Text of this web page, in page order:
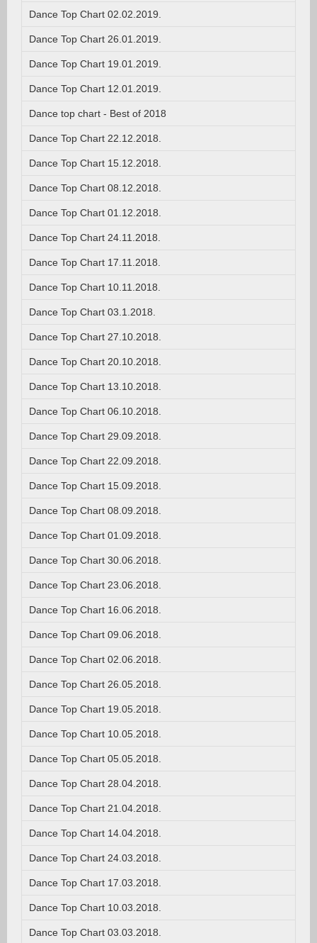
Dance Top Chart 02.02.2019.
Dance Top Chart 26.01.2019.
Dance Top Chart 19.01.2019.
Dance Top Chart 12.01.2019.
Dance top chart - Best of 2018
Dance Top Chart 22.12.2018.
Dance Top Chart 15.12.2018.
Dance Top Chart 08.12.2018.
Dance Top Chart 01.12.2018.
Dance Top Chart 24.11.2018.
Dance Top Chart 17.11.2018.
Dance Top Chart 10.11.2018.
Dance Top Chart 03.1.2018.
Dance Top Chart 27.10.2018.
Dance Top Chart 20.10.2018.
Dance Top Chart 13.10.2018.
Dance Top Chart 06.10.2018.
Dance Top Chart 29.09.2018.
Dance Top Chart 22.09.2018.
Dance Top Chart 15.09.2018.
Dance Top Chart 08.09.2018.
Dance Top Chart 01.09.2018.
Dance Top Chart 30.06.2018.
Dance Top Chart 23.06.2018.
Dance Top Chart 16.06.2018.
Dance Top Chart 09.06.2018.
Dance Top Chart 02.06.2018.
Dance Top Chart 26.05.2018.
Dance Top Chart 19.05.2018.
Dance Top Chart 10.05.2018.
Dance Top Chart 05.05.2018.
Dance Top Chart 28.04.2018.
Dance Top Chart 21.04.2018.
Dance Top Chart 14.04.2018.
Dance Top Chart 24.03.2018.
Dance Top Chart 17.03.2018.
Dance Top Chart 10.03.2018.
Dance Top Chart 03.03.2018.